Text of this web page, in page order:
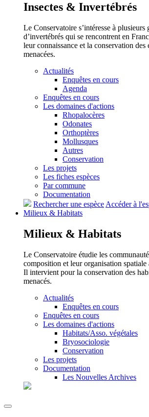
Insectes & Invertébrés
Le Conservatoire s’intéresse à plusieurs
d’invertébrés qui se rencontrent en
leur connaissance et la conservation des
menacées.
Actualités
Enquêtes en cours
Agenda
Enquêtes en cours
Les domaines d'actions
Rhopalocères
Odonates
Orthoptères
Mollusques
Autres
Conservation
Les projets
Les fiches espèces
Par commune
Documentation
Rechercher une espèce Accéder à
Milieux & Habitats
Milieux & Habitats
Le Conservatoire étudie les
composition et leur organisation spatiale
Il intervient pour la conservation des
menacés.
Actualités
Enquêtes en cours
Enquêtes en cours
Les domaines d'actions
Habitats/Asso. végétales
Bryosociologie
Conservation
Les projets
Documentation
Les Nouvelles Archives